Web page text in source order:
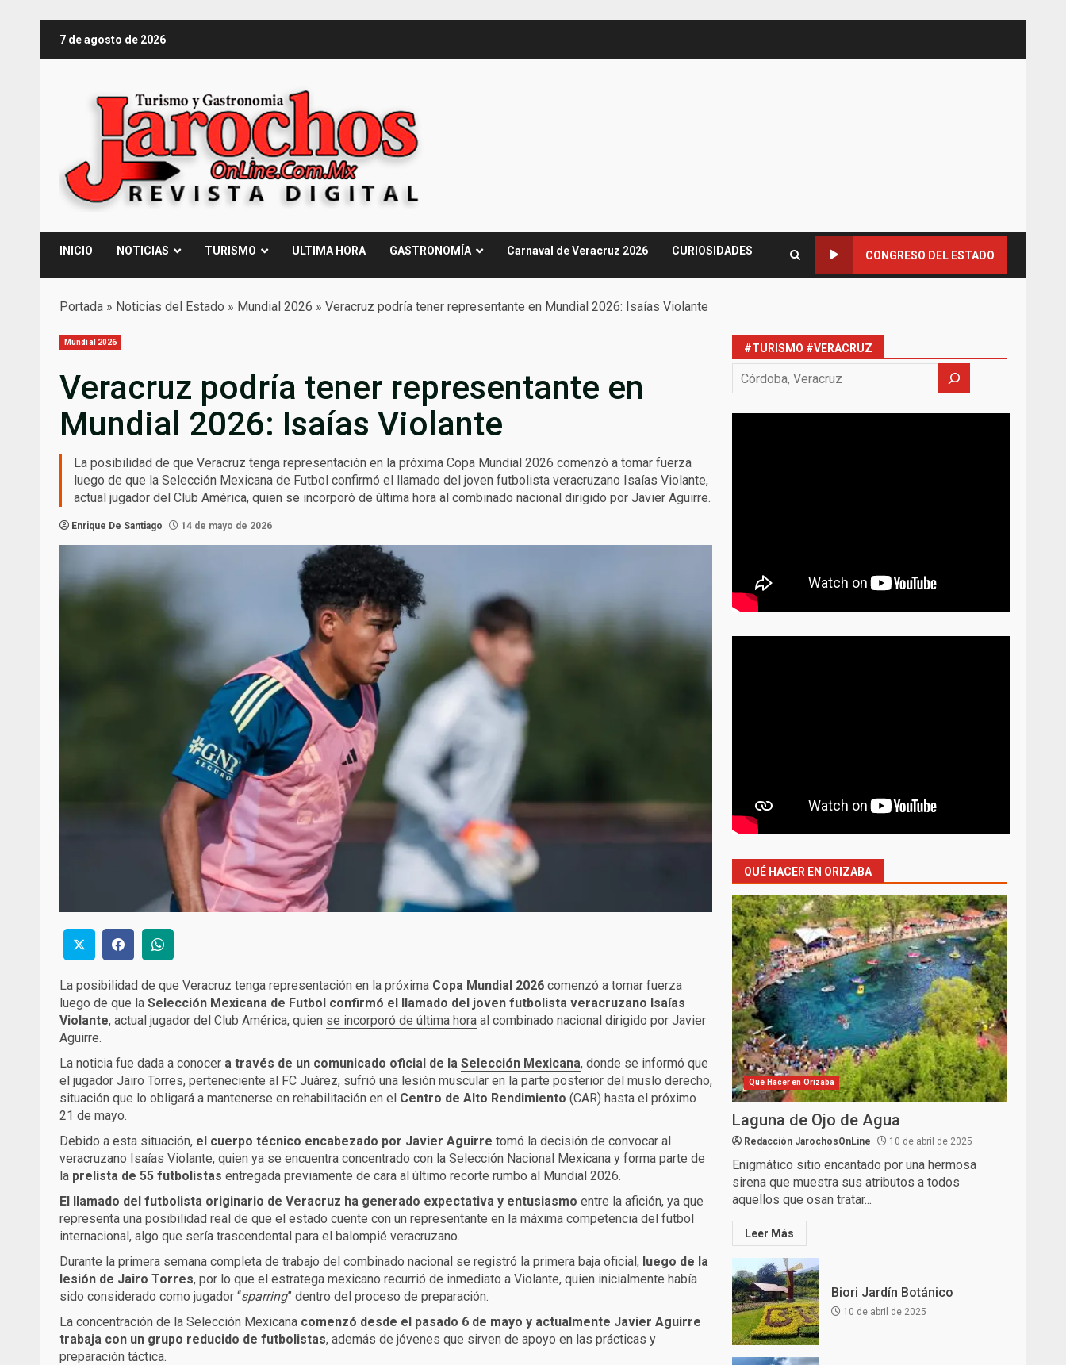
contenido
7 de agosto de 2026
INICIO NOTICIAS TURISMO ULTIMA HORA GASTRONOMÍA Carnaval de Veracruz 2026 CURIOSIDADES CONGRESO DEL ESTADO
Portada » Noticias del Estado » Mundial 2026 » Veracruz podría tener representante en Mundial 2026: Isaías Violante
Mundial 2026
Veracruz podría tener representante en
Mundial 2026: Isaías Violante
La posibilidad de que Veracruz tenga representación en la próxima Copa Mundial 2026 comenzó a tomar fuerza
luego de que la Selección Mexicana de Futbol confirmó el llamado del joven futbolista veracruzano Isaías Violante,
actual jugador del Club América, quien se incorporó de última hora al combinado nacional dirigido por Javier Aguirre.
Enrique De Santiago 14 de mayo de 2026
La posibilidad de que Veracruz tenga representación en la próxima Copa Mundial 2026 comenzó a tomar fuerza
luego de que la Selección Mexicana de Futbol confirmó el llamado del joven futbolista veracruzano Isaías
Violante, actual jugador del Club América, quien se incorporó de última hora al combinado nacional dirigido por Javier
Aguirre.
La noticia fue dada a conocer a través de un comunicado oficial de la Selección Mexicana, donde se informó que
el jugador Jairo Torres, perteneciente al FC Juárez, sufrió una lesión muscular en la parte posterior del muslo derecho,
situación que lo obligará a mantenerse en rehabilitación en el Centro de Alto Rendimiento (CAR) hasta el próximo
21 de mayo.
Debido a esta situación, el cuerpo técnico encabezado por Javier Aguirre tomó la decisión de convocar al
veracruzano Isaías Violante, quien ya se encuentra concentrado con la Selección Nacional Mexicana y forma parte de
la prelista de 55 futbolistas entregada previamente de cara al último recorte rumbo al Mundial 2026.
El llamado del futbolista originario de Veracruz ha generado expectativa y entusiasmo entre la afición, ya que
representa una posibilidad real de que el estado cuente con un representante en la máxima competencia del futbol
internacional, algo que sería trascendental para el balompié veracruzano.
Durante la primera semana completa de trabajo del combinado nacional se registró la primera baja oficial, luego de la
lesión de Jairo Torres, por lo que el estratega mexicano recurrió de inmediato a Violante, quien inicialmente había
sido considerado como jugador “sparring” dentro del proceso de preparación.
La concentración de la Selección Mexicana comenzó desde el pasado 6 de mayo y actualmente Javier Aguirre
trabaja con un grupo reducido de futbolistas, además de jóvenes que sirven de apoyo en las prácticas y
preparación táctica.
#TURISMO #VERACRUZ
QUÉ HACER EN ORIZABA
Qué Hacer en Orizaba
Laguna de Ojo de Agua
Redacción JarochosOnLine 10 de abril de 2025
Enigmático sitio encantado por una hermosa
sirena que muestra sus atributos a todos
aquellos que osan tratar...
Leer Más
Biori Jardín Botánico
10 de abril de 2025